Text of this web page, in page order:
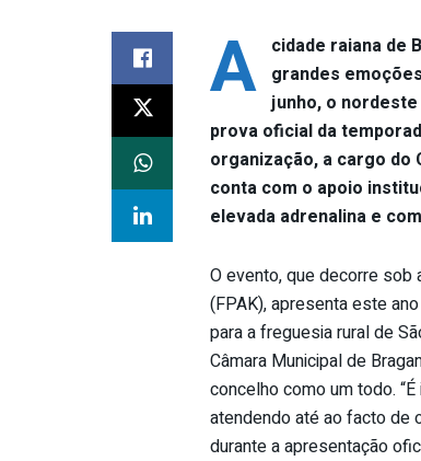
A cidade raiana de
grandes
junho, o
prova oficial da
organização, a cargo do
conta com o apoio
elevada adrenalina e
O evento, que decorre sob
(FPAK), apresenta este
para a freguesia rural de
Câmara Municipal de
concelho como um todo.
atendendo até ao facto de
durante a apresentação